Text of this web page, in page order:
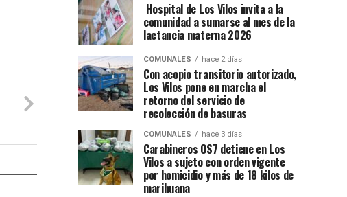
Hospital de Los Vilos invita a la
comunidad a sumarse al mes de la
lactancia materna 2026
COMUNALES hace 2 días
Con acopio transitorio autorizado,
Los Vilos pone en marcha el
retorno del servicio de
recolección de basuras
COMUNALES hace 3 días
Carabineros OS7 detiene en Los
Vilos a sujeto con orden vigente
por homicidio y más de 18 kilos de
marihuana